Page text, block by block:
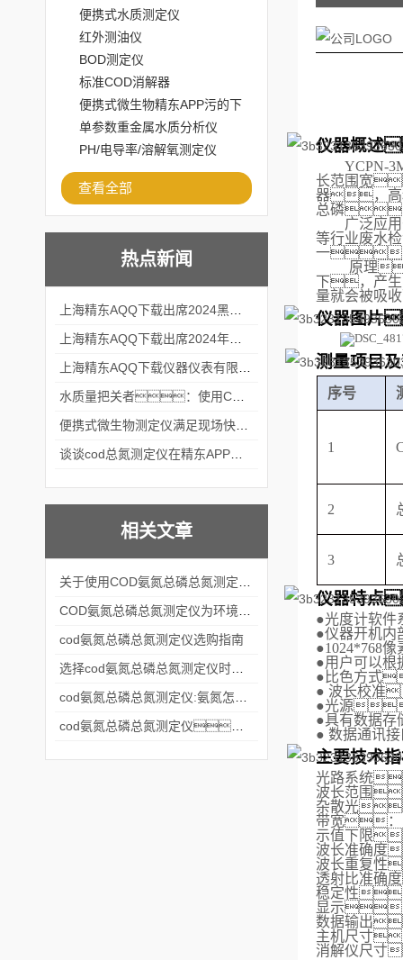
便携式水质测定仪
红外测油仪
BOD测定仪
标准COD消解器
便携式微生物精东APP污的下
载安装
单参数重金属水质分析仪
PH/电导率/溶解氧测定仪
查看全部
热点新闻
相关文章
cod氨氮总磷总氮测定仪选购指南
仪器概述
YCPN-
长范围宽
器，
总磷
广泛应
等行业废水
一，
原理
下，产
量就会被吸
仪器图片
测量项目
序号
1
2
3
仪器特点
●光度计软
●仪器开机内
●1024*768像
●用户可以根
● 比色方式
● 波长校准
●光源
●具有数据
● 数据通讯
主要技术
光路系统
波长范围
杂散光
带宽：
示值下限
波长准确
波长重复
透射比准确
稳定性
显示
数据输出
主机尺寸
消解仪尺寸